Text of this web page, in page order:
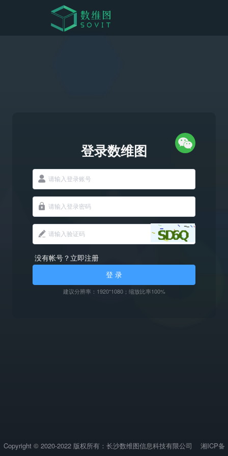
登录数维图
没有帐号？立即注册
登 录
建议分辨率：1920*1080；缩放比率100%
Copyright © 2020-2022 版权所有：长沙数维图信息科技有限公司 湘ICP备